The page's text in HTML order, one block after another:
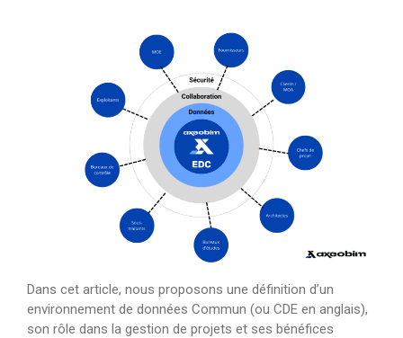
Dans cet article, nous proposons une définition d’un
environnement de données Commun (ou CDE en anglais),
son rôle dans la gestion de projets et ses bénéfices